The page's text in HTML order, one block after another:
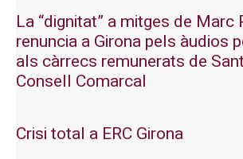
La “dignitat” a mitges de Marc
renuncia a Girona pels àudios
als càrrecs remunerats de
Consell Comarcal
Crisi total a ERC Girona